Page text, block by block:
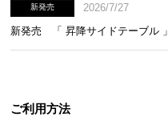
新発売
2026/7/27
新発売 「 昇降サイドテーブル 」
ご利用方法